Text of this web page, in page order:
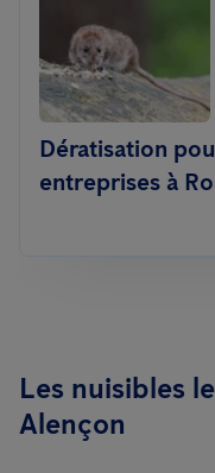
Dératisation
entreprises à
Les nuisibles
Alençon